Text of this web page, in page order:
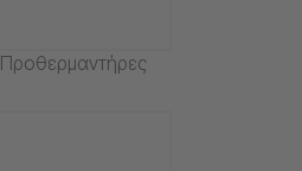
Προθερμαντήρες